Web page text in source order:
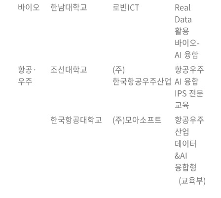
바이오
한남대학교 로빈ICT
Real
Data
활용
바이오-
AI 융합
항공·
우주
조선대학교
(주)
한국항공우주산업
항공우주
AI 융합
IPS 전문
교육
한국항공대학교
(주)모아소프트
항공우주
산업
데이터
&AI
융합형
(교육부)